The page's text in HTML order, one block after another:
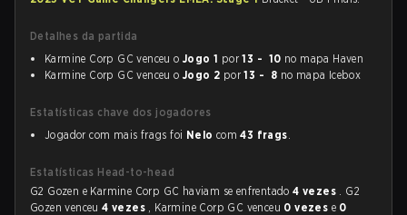
Detalhes da partida
Karmine Corp GC venceu o Jogo 1 por13 - 10 no mapa Haven
Karmine Corp GC venceu o Jogo 2 por13 - 8 no mapa Icebox
Estatísticas chave dos jogadores
Jogador com mais frags foi Nelo com43 frags.
Estatísticas Head-to-head
G2 Gozen e Karmine Corp GC haviam se enfrentado4 vezes . G2
Gozen venceu4 vezes , Karmine Corp GC venceu 0 vezes e 0